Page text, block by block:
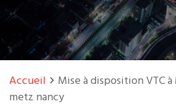
Accueil
Mise à disposition VTC
metz nancy